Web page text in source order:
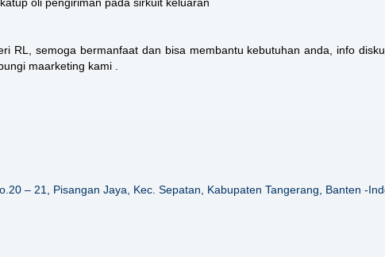
oli pengiriman pada sirkuit keluaran
RL, semoga bermanfaat dan bisa membantu kebutuhan anda, info
maarketing kami .
– 21, Pisangan Jaya, Kec. Sepatan, Kabupaten Tangerang, Banten -